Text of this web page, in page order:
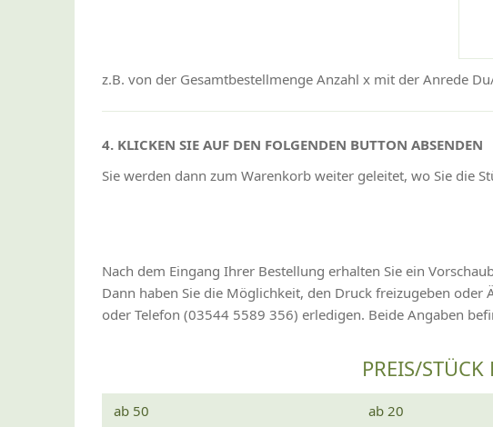
z.B. von der Gesamtbestellmenge Anzahl x mit der Anrede
4. KLICKEN SIE AUF DEN FOLGENDEN BUTTON ABSENDEN
Sie werden dann zum Warenkorb weiter geleitet, wo Sie die
Nach dem Eingang Ihrer Bestellung erhalten Sie ein
Dann haben Sie die Möglichkeit, den Druck freizugeben
oder Telefon (03544 5589 356) erledigen. Beide Angaben
PREIS/
ab 50 ab 20